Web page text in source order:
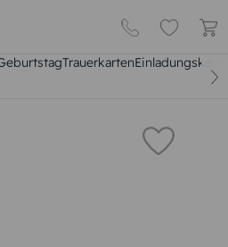
Trauerkarten